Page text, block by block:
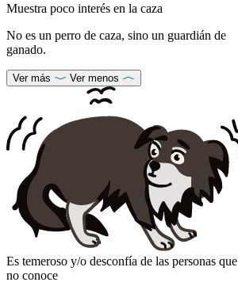
Muestra poco interés en la caza
No es un perro de caza, sino un guardián de
ganado.
Ver más Ver menos
Es temeroso y/o desconfía de las personas que
no conoce